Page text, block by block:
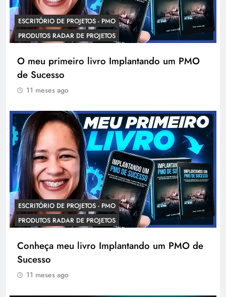
ESCRITÓRIO DE PROJETOS - PMO
PRODUTOS RADAR DE PROJETOS
O meu primeiro livro Implantando um PMO
de Sucesso
11 meses ago
ESCRITÓRIO DE PROJETOS - PMO
PRODUTOS RADAR DE PROJETOS
Conheça meu livro Implantando um PMO de
Sucesso
11 meses ago